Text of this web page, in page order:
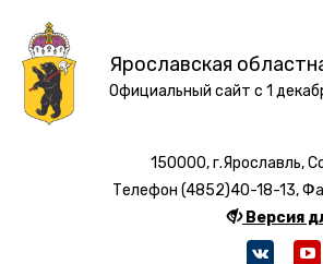
Ярославская
Официальный сайт с 1
150000, г.Ярославль,
Телефон (4852)40-18-13,
Версия